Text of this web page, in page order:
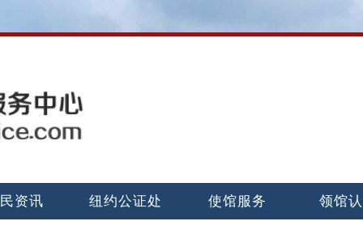
资讯 纽约公证处 使馆服务 领馆